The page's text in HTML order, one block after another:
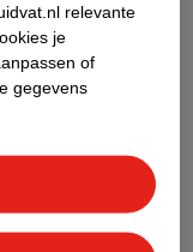
relevante
je
of
gegevens